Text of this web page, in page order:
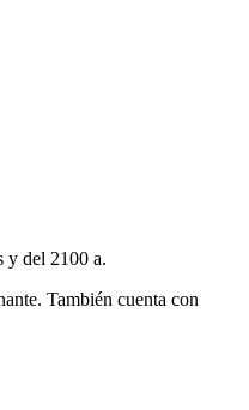
y del 2100 a.
También cuenta con